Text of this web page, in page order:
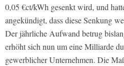
0,05 €ct/kWh gesenkt wird, und
angekündigt, dass diese Senkung
Der jährliche Aufwand betrug
erhöht sich nun um eine Milliarde
gewerblicher Unternehmen. Die